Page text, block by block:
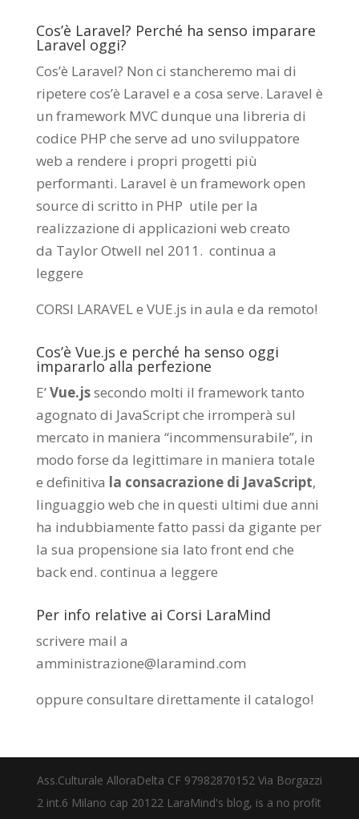
Cos’è Laravel? Perché ha senso imparare
Laravel oggi?
Cos’è Laravel? Non ci stancheremo mai di
ripetere cos’è Laravel e a cosa serve. Laravel è
un framework MVC dunque una libreria di
codice PHP che serve ad uno sviluppatore
web a rendere i propri progetti più
performanti. Laravel è un framework open
source di scritto in PHP utile per la
realizzazione di applicazioni web creato
da Taylor Otwell nel 2011. continua a
leggere
CORSI LARAVEL e VUE.js in aula e da remoto!
Cos’è Vue.js e perché ha senso oggi
impararlo alla perfezione
E’Vue.jssecondo molti il framework tanto
agognato di JavaScript che irromperà sul
mercato in maniera “incommensurabile”, in
modo forse da legittimare in maniera totale
e definitiva la consacrazione di JavaScript,
linguaggio web che in questi ultimi due anni
ha indubbiamente fatto passi da gigante per
la sua propensione sia lato front end che
back end. continua a leggere
Per info relative ai Corsi LaraMind
scrivere mail a
amministrazione@laramind.com
oppure consultare direttamente il catalogo!
Ass.Culturale AlloraDelta CF 97982870152 Via Borgazzi
2 int.6 Milano cap 20122 LaraMind's blog, is a no profit